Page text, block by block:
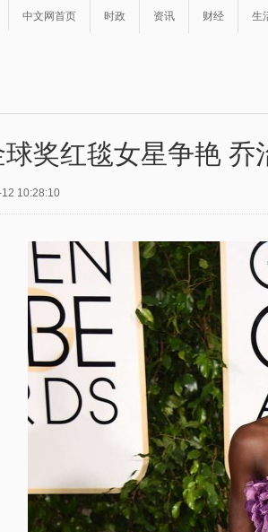
中文网首页 时政 资讯 财经 生
球奖红毯女星争艳 乔
10:28:10